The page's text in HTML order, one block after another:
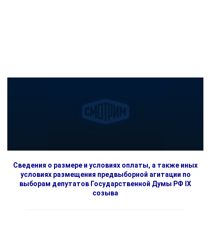
Сведения о размере и условиях оплаты, а также иных
условиях размещения предвыборной агитации по
выборам депутатов Государственной Думы РФ IX
созыва